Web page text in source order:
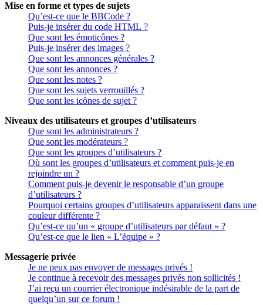
Mise en forme et types de sujets
Qu’est-ce que le BBCode ?
Puis-je insérer du code HTML ?
Que sont les émoticônes ?
Puis-je insérer des images ?
Que sont les annonces générales ?
Que sont les annonces ?
Que sont les notes ?
Que sont les sujets verrouillés ?
Que sont les icônes de sujet ?
Niveaux des utilisateurs et groupes d’utilisateurs
Que sont les administrateurs ?
Que sont les modérateurs ?
Que sont les groupes d’utilisateurs ?
Où sont les groupes d’utilisateurs et comment puis-je en
rejoindre un ?
Comment puis-je devenir le responsable d’un groupe
d’utilisateurs ?
Pourquoi certains groupes d’utilisateurs apparaissent dans une
couleur différente ?
Qu’est-ce qu’un « groupe d’utilisateurs par défaut » ?
Qu’est-ce que le lien « L’équipe » ?
Messagerie privée
Je ne peux pas envoyer de messages privés !
Je continue à recevoir des messages privés non sollicités !
J’ai reçu un courrier électronique indésirable de la part de
quelqu’un sur ce forum !